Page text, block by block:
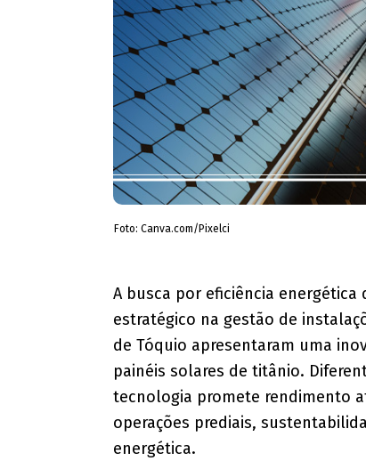
Foto: Canva.com/Pixelci
A busca por eficiência
estratégico na gestão de
de Tóquio apresentaram uma
painéis solares de titânio.
tecnologia promete rendimento
operações prediais,
energética.